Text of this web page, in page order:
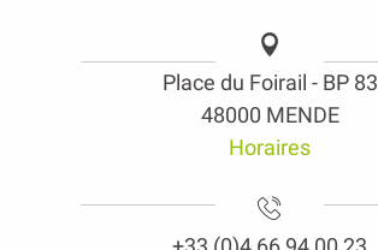
Place du Foirail - BP 83
48000 MENDE
Horaires